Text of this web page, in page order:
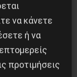
να κάνετε
ή να
προτιμήσεις